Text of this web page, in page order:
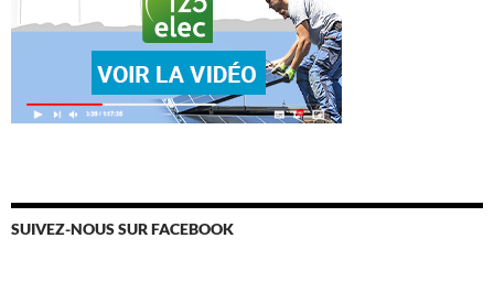
SUIVEZ-NOUS SUR FACEBOOK